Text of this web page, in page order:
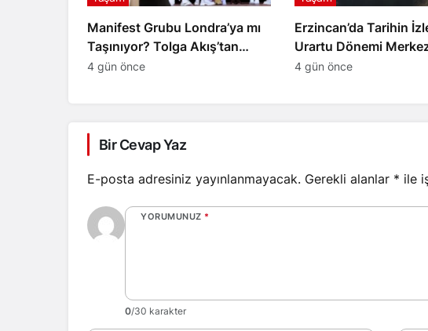
Manifest Grubu Londra’ya mı
Taşınıyor? Tolga Akış’tan
Açıklama
4 gün önce
Erzincan’da Tarihin
Urartu Dönemi
Altıntepe
4 gün önce
Bir Cevap Yaz
E-posta adresiniz yayınlanmayacak. Gerekli alanlar * ile
YORUMUNUZ *
0/30 karakter